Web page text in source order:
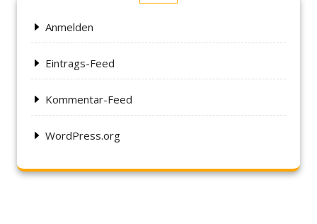
Anmelden
Eintrags-Feed
Kommentar-Feed
WordPress.org